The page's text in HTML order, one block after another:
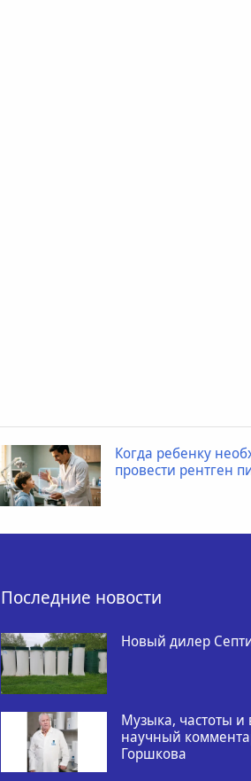
Когда ребенку
провести рентген
Последние новости
Новый дилер
Музыка, частоты и
научный
Горшкова